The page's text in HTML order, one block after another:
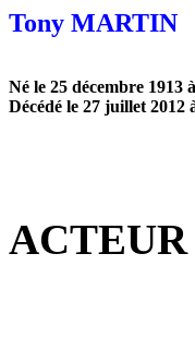
Tony MARTIN
Né le 25 décembre 1913
Décédé le 27 juillet 2012
ACTEUR